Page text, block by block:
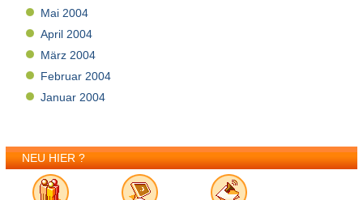
Mai 2004
April 2004
März 2004
Februar 2004
Januar 2004
NEU HIER ?